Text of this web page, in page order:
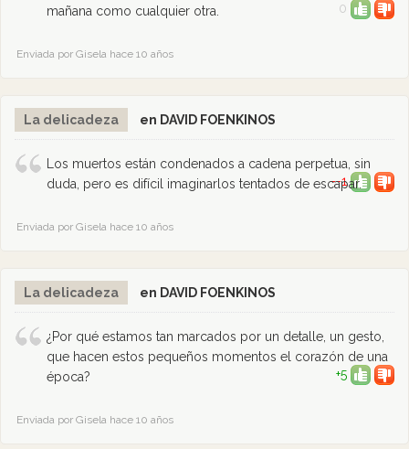
mañana como cualquier otra.
0
Enviada por Gisela hace 10 años
La delicadeza en DAVID FOENKINOS
Los muertos están condenados a cadena perpetua, sin
duda, pero es difícil imaginarlos tentados de escapar.
--1
Enviada por Gisela hace 10 años
La delicadeza en DAVID FOENKINOS
¿Por qué estamos tan marcados por un detalle, un gesto,
que hacen estos pequeños momentos el corazón de una
época?
+5
Enviada por Gisela hace 10 años